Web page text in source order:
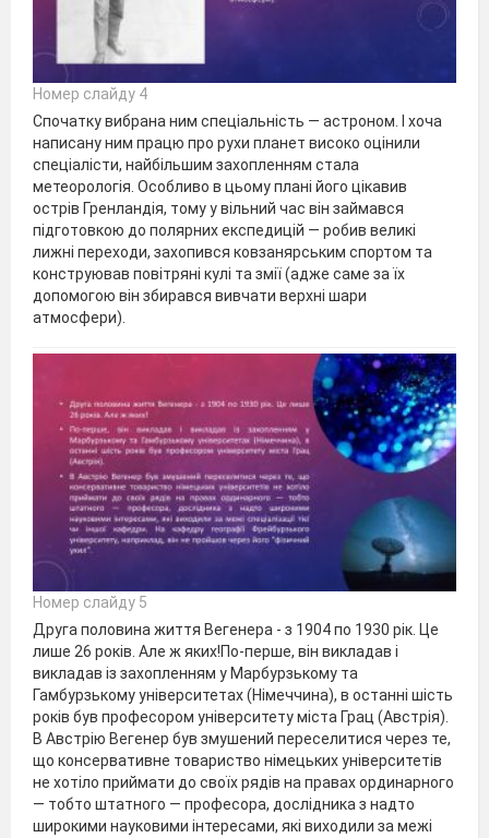
Номер слайду 4
Спочатку вибрана ним спеціальність — астроном. І хоча
написану ним працю про рухи планет високо оцінили
спеціалісти, найбільшим захопленням стала
метеорологія. Особливо в цьому плані його цікавив
острів Гренландія, тому у вільний час він займався
підготовкою до полярних експедицій — робив великі
лижні переходи, захопився ковзанярським спортом та
конструював повітряні кулі та змії (адже саме за їх
допомогою він збирався вивчати верхні шари
атмосфери).
Номер слайду 5
Друга половина життя Вегенера - з 1904 по 1930 рік. Це
лише 26 років. Але ж яких!По-перше, він викладав і
викладав із захопленням у Марбурзькому та
Гамбурзькому університетах (Німеччина), в останні шість
років був професором університету міста Грац (Австрія).
В Австрію Вегенер був змушений переселитися через те,
що консервативне товариство німецьких університетів
не хотіло приймати до своїх рядів на правах ординарного
— тобто штатного — професора, дослідника з надто
широкими науковими інтересами, які виходили за межі